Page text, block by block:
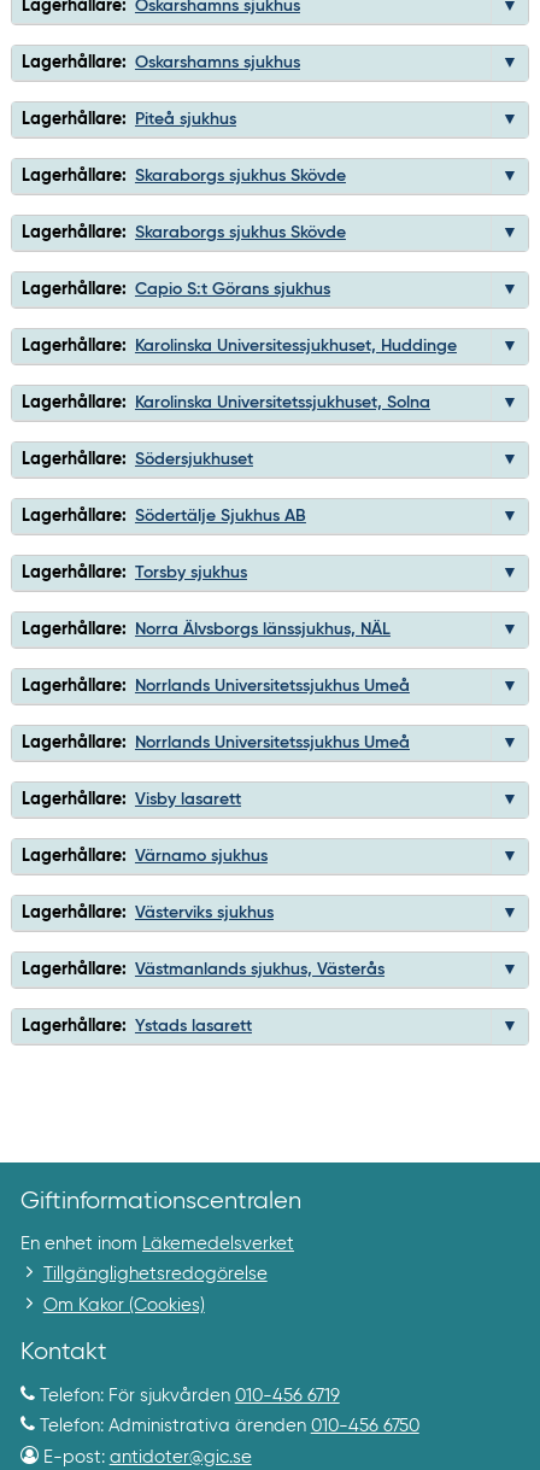
Lagerhållare: Oskarshamns sjukhus
Lagerhållare: Oskarshamns sjukhus
Lagerhållare: Piteå sjukhus
Lagerhållare: Skaraborgs sjukhus Skövde
Lagerhållare: Skaraborgs sjukhus Skövde
Lagerhållare: Capio S:t Görans sjukhus
Lagerhållare: Karolinska Universitessjukhuset, Huddinge
Lagerhållare: Karolinska Universitetssjukhuset, Solna
Lagerhållare: Södersjukhuset
Lagerhållare: Södertälje Sjukhus AB
Lagerhållare: Torsby sjukhus
Lagerhållare: Norra Älvsborgs länssjukhus, NÄL
Lagerhållare: Norrlands Universitetssjukhus Umeå
Lagerhållare: Norrlands Universitetssjukhus Umeå
Lagerhållare: Visby lasarett
Lagerhållare: Värnamo sjukhus
Lagerhållare: Västerviks sjukhus
Lagerhållare: Västmanlands sjukhus, Västerås
Lagerhållare: Ystads lasarett
Giftinformationscentralen
En enhet inom
Läkemedelsverket
Tillgänglighetsredogörelse
Om Kakor (Cookies)
Kontakt
Telefon: För sjukvården 010-456 6719
Telefon: Administrativa ärenden 010-456 6750
E-post: antidoter@gic.se